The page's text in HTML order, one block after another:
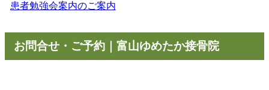
患者勉強会案内のご案内
お問合せ・ご予約｜富山ゆめたか接骨院